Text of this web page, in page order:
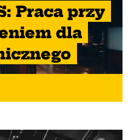
Praca przy
dla